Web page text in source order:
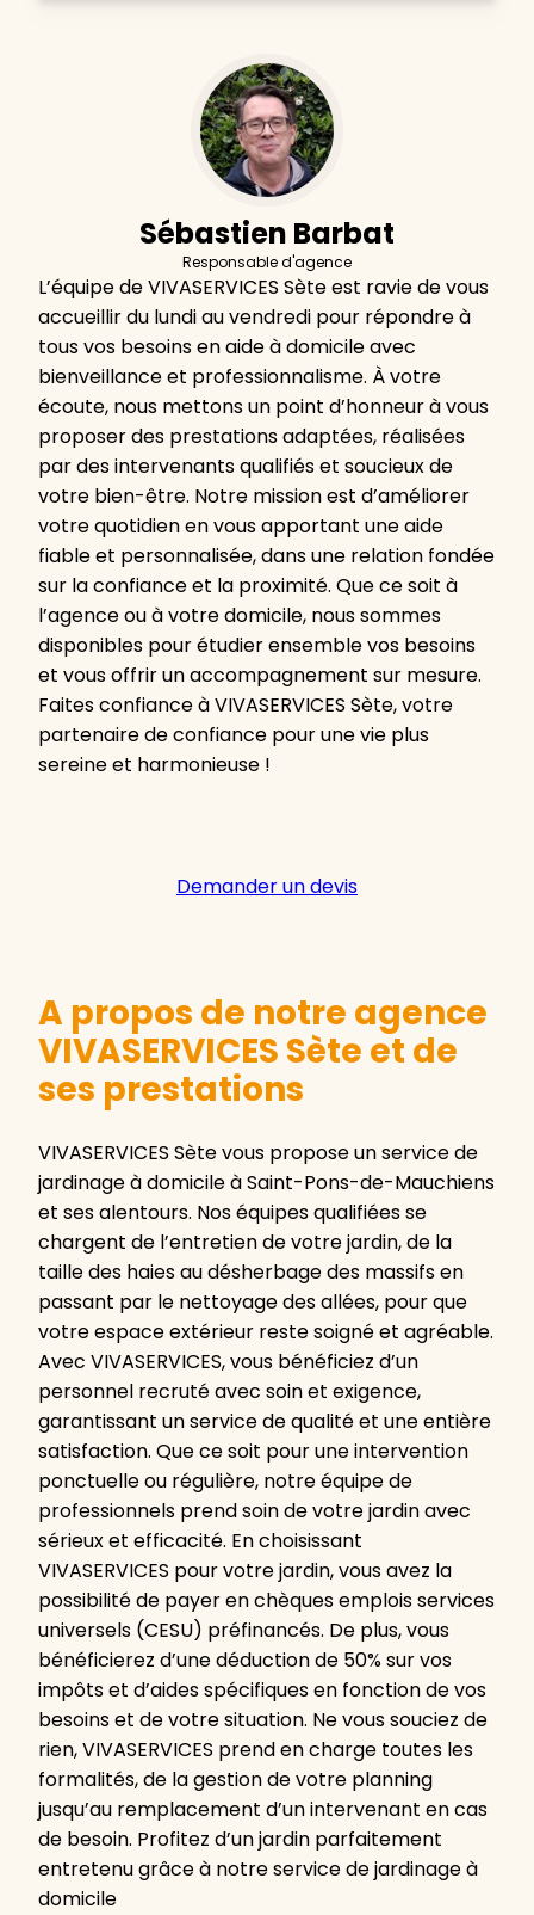
Sébastien Barbat
Responsable d'agence
L’équipe de VIVASERVICES Sète est ravie de vous
accueillir du lundi au vendredi pour répondre à
tous vos besoins en aide à domicile avec
bienveillance et professionnalisme. À votre
écoute, nous mettons un point d’honneur à vous
proposer des prestations adaptées, réalisées
par des intervenants qualifiés et soucieux de
votre bien-être. Notre mission est d’améliorer
votre quotidien en vous apportant une aide
fiable et personnalisée, dans une relation fondée
sur la confiance et la proximité. Que ce soit à
l’agence ou à votre domicile, nous sommes
disponibles pour étudier ensemble vos besoins
et vous offrir un accompagnement sur mesure.
Faites confiance à VIVASERVICES Sète, votre
partenaire de confiance pour une vie plus
sereine et harmonieuse !
Demander un devis
A propos de notre agence
VIVASERVICES Sète et de
ses prestations
VIVASERVICES Sète vous propose un service de
jardinage à domicile à Saint-Pons-de-Mauchiens
et ses alentours. Nos équipes qualifiées se
chargent de l’entretien de votre jardin, de la
taille des haies au désherbage des massifs en
passant par le nettoyage des allées, pour que
votre espace extérieur reste soigné et agréable.
Avec VIVASERVICES, vous bénéficiez d’un
personnel recruté avec soin et exigence,
garantissant un service de qualité et une entière
satisfaction. Que ce soit pour une intervention
ponctuelle ou régulière, notre équipe de
professionnels prend soin de votre jardin avec
sérieux et efficacité. En choisissant
VIVASERVICES pour votre jardin, vous avez la
possibilité de payer en chèques emplois services
universels (CESU) préfinancés. De plus, vous
bénéficierez d’une déduction de 50% sur vos
impôts et d’aides spécifiques en fonction de vos
besoins et de votre situation. Ne vous souciez de
rien, VIVASERVICES prend en charge toutes les
formalités, de la gestion de votre planning
jusqu’au remplacement d’un intervenant en cas
de besoin. Profitez d’un jardin parfaitement
entretenu grâce à notre service de jardinage à
domicile